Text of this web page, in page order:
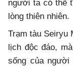
người ta có thể
lòng thiên nhiên.
Trạm tàu Seiryu
lịch độc đáo,
sống của người